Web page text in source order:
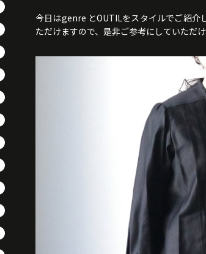
今日はgenre とOUTILをスタイルでご紹介
ただけますので、是非ご参考にしていただけ